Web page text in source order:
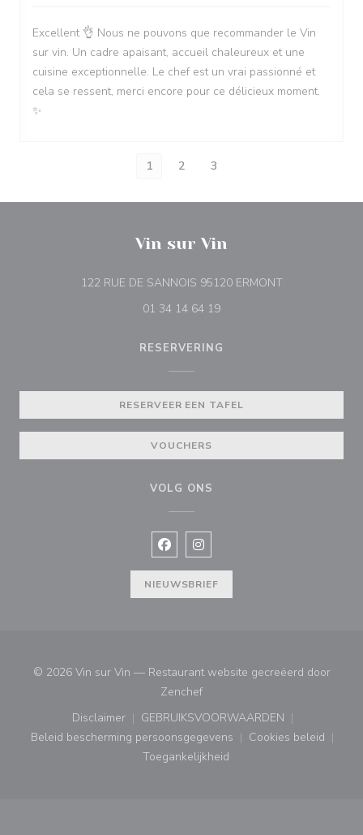
Excellent 👌 Nous ne pouvons que recommander le Vin
sur vin. Un cadre apaisant, accueil chaleureux et une
cuisine exceptionnelle. Le chef est un vrai passionné et
cela se ressent, merci encore pour ce délicieux moment.
✨
1 2 3
Vin sur Vin
122 RUE DE SANNOIS 95120 ERMONT((opent in een
01 34 14 64 19
RESERVERING
RESERVEER EEN TAFEL
VOUCHERS
VOLG ONS
Facebook ((opent in een nieuw
Instagram ((opent in een
NIEUWSBRIEF
© 2026 Vin sur Vin — Restaurant website gecreëerd door
Zenchef((opent in een nieuw venster))
Disclaimer
((opent in een nieuw venster))
GEBRUIKSVOORWAARDEN
((opent in een nieuw
Beleid bescherming persoonsgegevens
((opent in een nieuw venster))
Cookies beleid
((opent in
Toegankelijkheid
((opent in een nieuw venster))